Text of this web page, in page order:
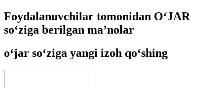
Foydalanuvchilar tomonidan O‘JAR
so‘ziga berilgan ma’nolar
o‘jar so‘ziga yangi izoh qo‘shing